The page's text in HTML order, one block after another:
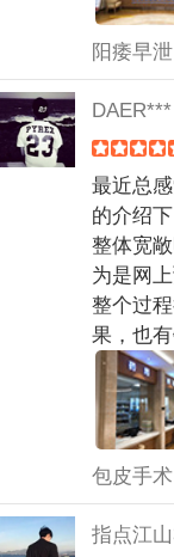
阳痿早泄
DAER***
最近总
的介绍
整体宽
为是网
整个过
果，也
包皮手术
指点江